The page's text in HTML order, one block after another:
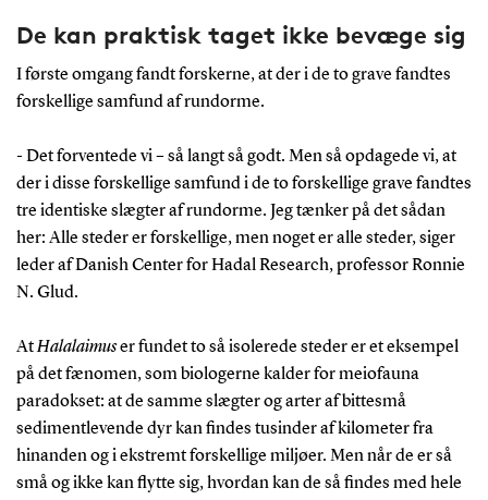
nærmest hvert eneste økosystem på Jorden.
Hvordan har det kunne lade sig gøre? Det er kernen i
meiofauna paradokset.
De kan praktisk taget ikke bevæge sig
I første omgang fandt forskerne, at der i de to grave fandtes
forskellige samfund af rundorme.
- Det forventede vi – så langt så godt. Men så opdagede vi, at
der i disse forskellige samfund i de to forskellige grave fandtes
tre identiske slægter af rundorme. Jeg tænker på det sådan
her: Alle steder er forskellige, men noget er alle steder, siger
leder af Danish Center for Hadal Research, professor Ronnie
N. Glud.
AtHalalaimuser fundet to så isolerede steder er et eksempel
på det fænomen, som biologerne kalder for meiofauna
paradokset: at de samme slægter og arter af bittesmå
sedimentlevende dyr kan findes tusinder af kilometer fra
hinanden og i ekstremt forskellige miljøer. Men når de er så
små og ikke kan flytte sig, hvordan kan de så findes med hele